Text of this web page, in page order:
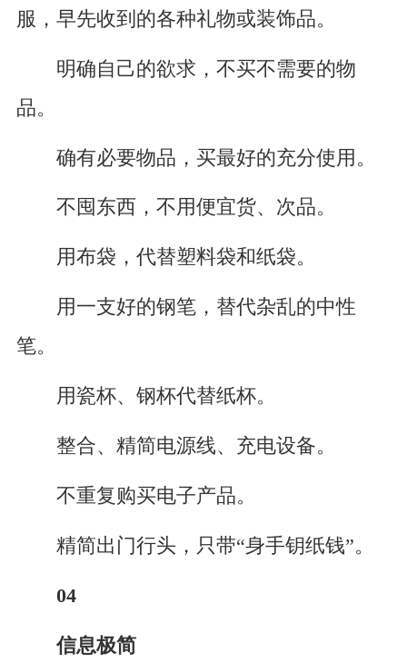
服，早先收到的各种礼物或装饰品。
明确自己的欲求，不买不需要的物
品。
确有必要物品，买最好的充分使用。
不囤东西，不用便宜货、次品。
用布袋，代替塑料袋和纸袋。
用一支好的钢笔，替代杂乱的中性
笔。
用瓷杯、钢杯代替纸杯。
整合、精简电源线、充电设备。
不重复购买电子产品。
精简出门行头，只带“身手钥纸钱”。
04
信息极简